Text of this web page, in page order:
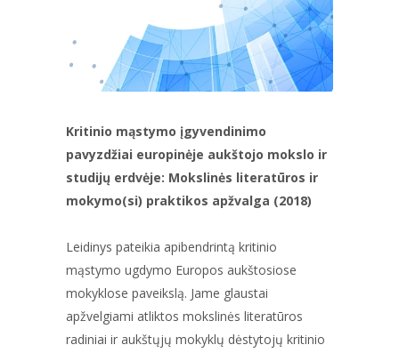
Kritinio mąstymo įgyvendinimo
pavyzdžiai europinėje aukštojo mokslo ir
studijų erdvėje: Mokslinės literatūros ir
mokymo(si) praktikos apžvalga (2018)
Leidinys pateikia apibendrintą kritinio
mąstymo ugdymo Europos aukštosiose
mokyklose paveikslą. Jame glaustai
apžvelgiami atliktos mokslinės literatūros
radiniai ir aukštųjų mokyklų dėstytojų kritinio